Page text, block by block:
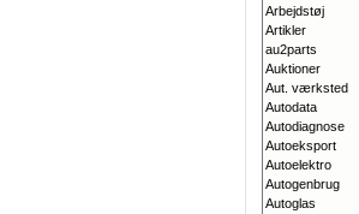
Arbejdstøj
Artikler
au2parts
Auktioner
Aut. værksted
Autodata
Autodiagnose
Autoeksport
Autoelektro
Autogenbrug
Autoglas